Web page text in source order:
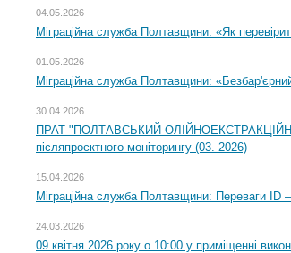
04.05.2026
Міграційна служба Полтавщини: «Як
01.05.2026
Міграційна служба Полтавщини:
30.04.2026
ПРАТ "ПОЛТАВСЬКИЙ
післяпроєктного моніторингу (03. 2026)
15.04.2026
Міграційна служба Полтавщини: Переваги ID
24.03.2026
09 квітня 2026 року о 10:00 у приміщенні